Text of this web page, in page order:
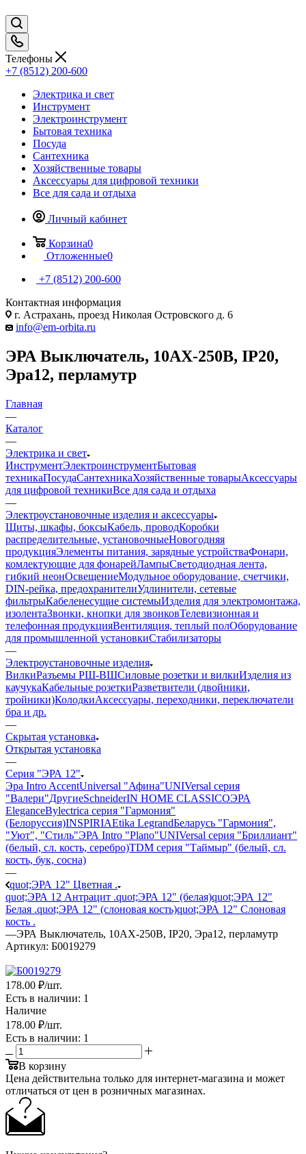
Телефоны
+7 (8512) 200-600
Электрика и свет
Инструмент
Электроинструмент
Бытовая техника
Посуда
Сантехника
Хозяйственные товары
Аксессуары для цифровой техники
Все для сада и отдыха
Личный кабинет
Корзина0
Отложенные0
+7 (8512) 200-600
Контактная информация
г. Астрахань, проезд Николая Островского д. 6
info@em-orbita.ru
ЭРА Выключатель, 10АХ-250В, IP20,
Эра12, перламутр
Главная
—
Каталог
—
Электрика и свет
ИнструментЭлектроинструментБытовая
техникаПосудаСантехникаХозяйственные товарыАксессуары
для цифровой техникиВсе для сада и отдыха
—
Электроустановочные изделия и аксессуары
Щиты, шкафы, боксыКабель, проводКоробки
распределительные, установочныеНовогодняя
продукцияЭлементы питания, зарядные устройстваФонари,
комлектующие для фонарейЛампыСветодиодная лента,
гибкий неонОсвещениеМодульное оборудование, счетчики,
DIN-рейка, предохранителиУдлинители, сетевые
фильтрыКабеленесущие системыИзделия для электромонтажа,
изолентаЗвонки, кнопки для звонковТелевизионная и
телефонная продукцияВентиляция, теплый полОборудование
для промышленной установкиСтабилизаторы
—
Электроустановочные изделия
ВилкиРазъемы РШ-ВШСиловые розетки и вилкиИзделия из
каучукаКабельные розеткиРазветвители (двойники,
тройники)КолодкиАксессуары, переходники, переключатели
бра и др.
—
Скрытая установка
Открытая установка
—
Серия "ЭРА 12"
Эра Intro AccentUniversal "Афина"UNIVersal серия
"Валери"ДругиеSchneiderIN HOME CLASSICOЭРА
EleganceBylectrica серия "Гармония"
(Белоруссия)INSPIRIAEtika LegrandБеларусь "Гармония",
"Уют", "Стиль"ЭРА Intro "Plano"UNIVersal серия "Бриллиант"
(белый, сл. кость, серебро)TDM серия "Таймыр" (белый, сл.
кость, бук, сосна)
—
quot;ЭРА 12" Цветная .
quot;ЭРА 12 Антрацит .quot;ЭРА 12" (белая)quot;ЭРА 12"
Белая .quot;ЭРА 12" (слоновая кость)quot;ЭРА 12" Слоновая
кость .
—ЭРА Выключатель, 10АХ-250В, IP20, Эра12, перламутр
Артикул: Б0019279
178.00 ₽/шт.
Есть в наличии: 1
Наличие
178.00 ₽/шт.
Есть в наличии: 1
В корзину
Цена действительна только для интернет-магазина и может
отличаться от цен в розничных магазинах.